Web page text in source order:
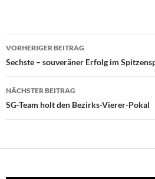
Beitragsnavigation
VORHERIGER BEITRAG
Sechste – souveräner Erfolg im
NÄCHSTER BEITRAG
SG-Team holt den Bezirks-Vierer-Pokal